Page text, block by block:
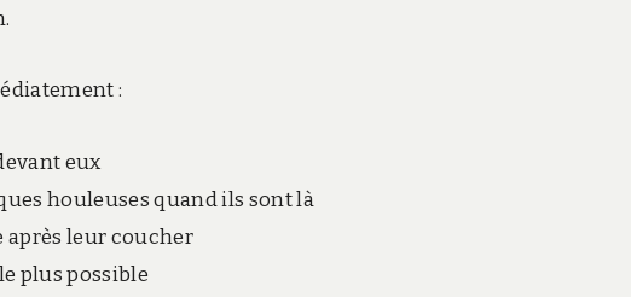
:
eux
houleuses quand ils sont là
après leur coucher
plus possible